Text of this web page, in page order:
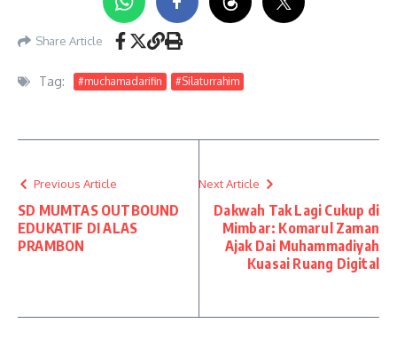
Share Article
Tag: #muchamadarifin #Silaturrahim
Previous Article
SD MUMTAS OUTBOUND
EDUKATIF DI ALAS
PRAMBON
Next Article
Dakwah Tak Lagi Cukup di
Mimbar: Komarul Zaman
Ajak Dai Muhammadiyah
Kuasai Ruang Digital